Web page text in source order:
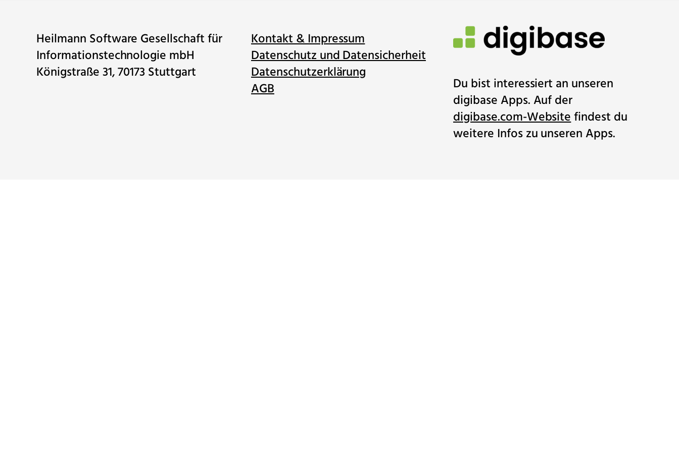
Heilmann Software Gesellschaft für
Informationstechnologie mbH
Königstraße 31, 70173 Stuttgart
Kontakt & Impressum
Datenschutz und Datensicherheit
Datenschutzerklärung
AGB
Du bist interessiert an unseren
digibase Apps. Auf der
digibase.com-Websitefindest du
weitere Infos zu unseren Apps.